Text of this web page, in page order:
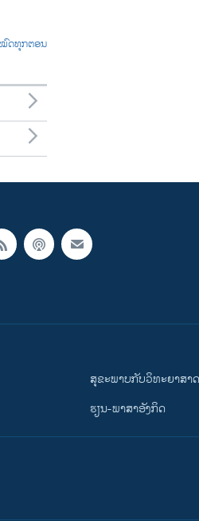
ດທຸກຕອນ
ສຸຂະພາບກັບວິທະຍາສາດ
ຮຽນ-ພາສາອັງກິດ